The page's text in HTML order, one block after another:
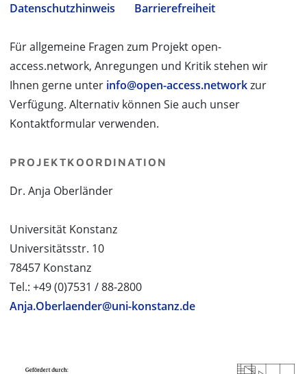
Datenschutzhinweis
Barrierefreiheit
Für allgemeine Fragen zum Projekt open-
access.network, Anregungen und Kritik stehen wir
Ihnen gerne unter info@open-access.networkzur
Verfügung. Alternativ können Sie auch unser
Kontaktformular verwenden.
PROJEKTKOORDINATION
Dr. Anja Oberländer
Universität Konstanz
Universitätsstr. 10
78457 Konstanz
Tel.: +49 (0)7531 / 88-2800
Anja.Oberlaender@uni-konstanz.de